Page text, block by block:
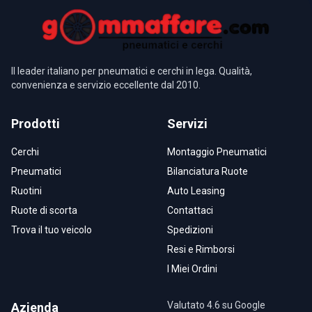
Il leader italiano per pneumatici e cerchi in lega. Qualità,
convenienza e servizio eccellente dal 2010.
Prodotti
Cerchi
Pneumatici
Ruotini
Ruote di scorta
Trova il tuo veicolo
Servizi
Montaggio Pneumatici
Bilanciatura Ruote
Auto Leasing
Contattaci
Spedizioni
Resi e Rimborsi
I Miei Ordini
Azienda Valutato 4.6 su Google